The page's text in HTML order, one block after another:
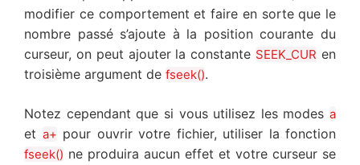
modifier ce comportement et faire en sorte que le
nombre passé s’ajoute à la position courante du
curseur, on peut ajouter la constante SEEK_CUR en
troisième argument de fseek().
Notez cependant que si vous utilisez les modes a
et a+ pour ouvrir votre fichier, utiliser la fonction
fseek() ne produira aucun effet et votre curseur se